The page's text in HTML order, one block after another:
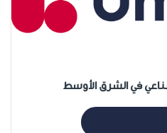
في الشرق الأوسط